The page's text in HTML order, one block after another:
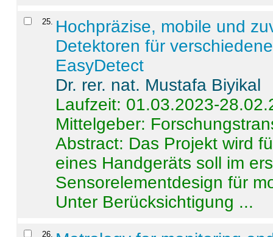
25. Hochpräzise, mobile und
Detektoren für
EasyDetect
Dr. rer. nat. Mustafa Biyikal
Laufzeit: 01.03.2023-
Mittelgeber:
Abstract: Das Projekt wird
eines Handgeräts soll im
Sensorelementdesign für
Unter Berücksichtigung ...
26.